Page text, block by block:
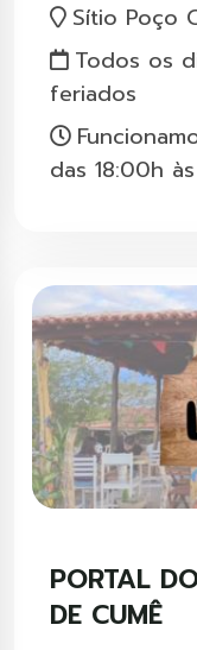
Sítio Poço
Todos os
feriados
das 18:00h
PORTAL
DE CUMÊ